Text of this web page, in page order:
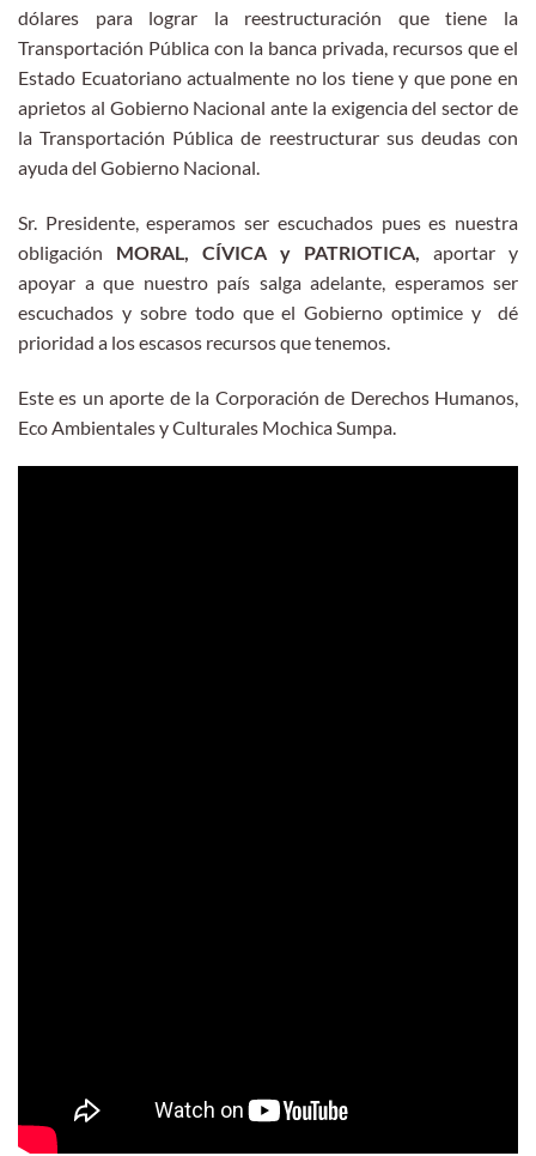
dólares para lograr la reestructuración que tiene la
Transportación Pública con la banca privada, recursos que el
Estado Ecuatoriano actualmente no los tiene y que pone en
aprietos al Gobierno Nacional ante la exigencia del sector de
la Transportación Pública de reestructurar sus deudas con
ayuda del Gobierno Nacional.
Sr. Presidente, esperamos ser escuchados pues es nuestra
obligación MORAL, CÍVICA y PATRIOTICA,
aportar y
apoyar a que nuestro país salga adelante, esperamos ser
escuchados y sobre todo que el Gobierno optimice y dé
prioridad a los escasos recursos que tenemos.
Este es un aporte de la Corporación de Derechos Humanos,
Eco Ambientales y Culturales Mochica Sumpa.